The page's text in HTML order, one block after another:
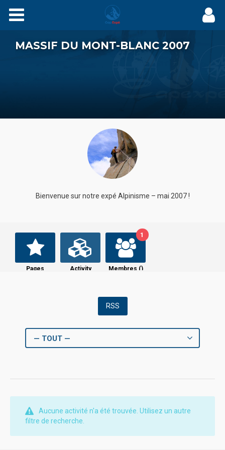
Récits
Adhérez
MASSIF DU MONT-BLANC 2007
Bienvenue sur notre expé Alpinisme – mai 2007 !
Pages Activity Membres (
1
)
RSS
— TOUT —
Aucune activité n'a été trouvée. Utilisez un autre
filtre de recherche.